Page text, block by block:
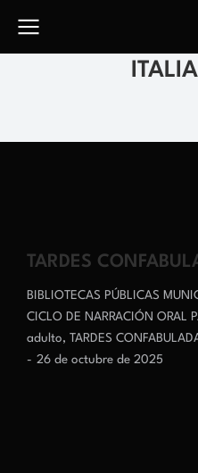
TARDES
BIBLIOTECAS PÚBLICAS
CICLO DE NARRACIÓN ORAL
adulto, TARDES
26 de octubre de 2025